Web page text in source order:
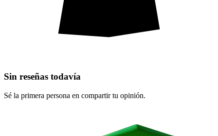
Sin reseñas todavía
Sé la primera persona en compartir tu opinión.